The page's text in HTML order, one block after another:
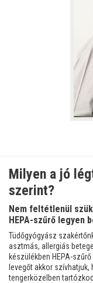
Milyen a jó
szerint?
Nem feltétlenül
HEPA-szűrő legyen
Tüdőgyógyász
asztmás, allergiás
készülékben HEPA-
levegőt akkor szívhatjuk,
tengerközelben